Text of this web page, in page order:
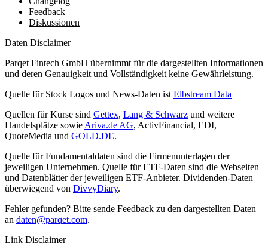
Feedback
Diskussionen
Daten Disclaimer
Parqet Fintech GmbH übernimmt für die dargestellten Informationen
und deren Genauigkeit und Vollständigkeit keine Gewährleistung.
Quelle für Stock Logos und News-Daten ist Elbstream Data
Quellen für Kurse sind Gettex, Lang & Schwarz und weitere
Handelsplätze sowie Ariva.de AG, ActivFinancial, EDI,
QuoteMedia und GOLD.DE.
Quelle für Fundamentaldaten sind die Firmenunterlagen der
jeweiligen Unternehmen. Quelle für ETF-Daten sind die Webseiten
und Datenblätter der jeweiligen ETF-Anbieter. Dividenden-Daten
überwiegend von DivvyDiary.
Fehler gefunden? Bitte sende Feedback zu den dargestellten Daten
an daten@parqet.com.
Link Disclaimer